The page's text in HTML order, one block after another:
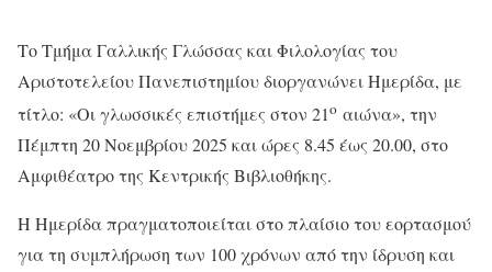
Το Τμήμα Γαλλικής Γλώσσας και Φιλολογίας του
Αριστοτελείου Πανεπιστημίου διοργανώνει Ημερίδα, με
τίτλο: «Οι γλωσσικές επιστήμες στον 21ο αιώνα», την
Πέμπτη 20 Νοεμβρίου 2025 και ώρες 8.45 έως 20.00, στο
Αμφιθέατρο της Κεντρικής Βιβλιοθήκης.
Η Ημερίδα πραγματοποιείται στο πλαίσιο του εορτασμού
για τη συμπλήρωση των 100 χρόνων από την ίδρυση και